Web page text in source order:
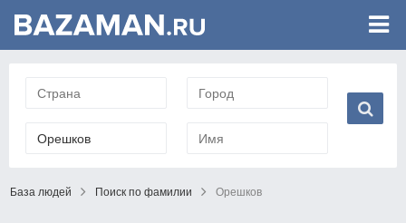
База людей Поиск по фамилии Орешков